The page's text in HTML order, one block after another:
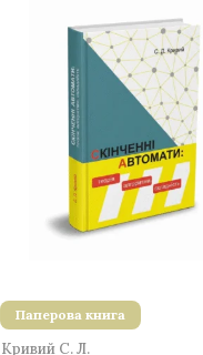
Паперова книга
Кривий С. Л.